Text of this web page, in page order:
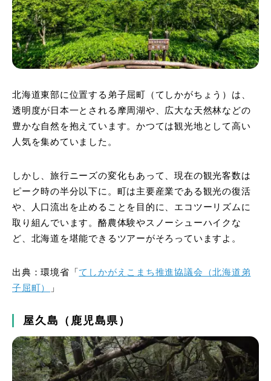
北海道東部に位置する弟子屈町（てしかがちょう）は、
透明度が日本一とされる摩周湖や、広大な天然林などの
豊かな自然を抱えています。かつては観光地として高い
人気を集めていました。
しかし、旅行ニーズの変化もあって、現在の観光客数は
ピーク時の半分以下に。町は主要産業である観光の復活
や、人口流出を止めることを目的に、エコツーリズムに
取り組んでいます。酪農体験やスノーシューハイクな
ど、北海道を堪能できるツアーがそろっていますよ。
出典：環境省「てしかがえこまち推進協議会（北海道弟
子屈町）
」
屋久島（鹿児島県）